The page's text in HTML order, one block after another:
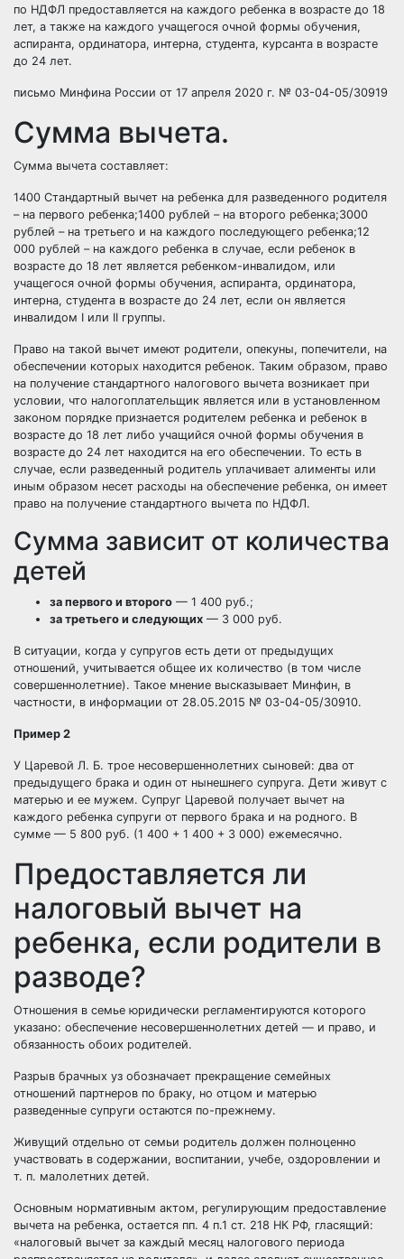
по НДФЛ предоставляется на каждого ребенка в возрасте до 18
лет, а также на каждого учащегося очной формы обучения,
аспиранта, ординатора, интерна, студента, курсанта в возрасте
до 24 лет.
письмо Минфина России от 17 апреля 2020 г. № 03-04-05/30919
Сумма вычета.
Сумма вычета составляет:
1400 Стандартный вычет на ребенка для разведенного родителя
– на первого ребенка;1400 рублей – на второго ребенка;3000
рублей – на третьего и на каждого последующего ребенка;12
000 рублей – на каждого ребенка в случае, если ребенок в
возрасте до 18 лет является ребенком-инвалидом, или
учащегося очной формы обучения, аспиранта, ординатора,
интерна, студента в возрасте до 24 лет, если он является
инвалидом I или II группы.
Право на такой вычет имеют родители, опекуны, попечители, на
обеспечении которых находится ребенок. Таким образом, право
на получение стандартного налогового вычета возникает при
условии, что налогоплательщик является или в установленном
законом порядке признается родителем ребенка и ребенок в
возрасте до 18 лет либо учащийся очной формы обучения в
возрасте до 24 лет находится на его обеспечении. То есть в
случае, если разведенный родитель уплачивает алименты или
иным образом несет расходы на обеспечение ребенка, он имеет
право на получение стандартного вычета по НДФЛ.
Сумма зависит от количества
детей
за первого и второго — 1 400 руб.;
за третьего и следующих — 3 000 руб.
В ситуации, когда у супругов есть дети от предыдущих
отношений, учитывается общее их количество (в том числе
совершеннолетние). Такое мнение высказывает Минфин, в
частности, в информации от 28.05.2015 № 03-04-05/30910.
Пример 2
У Царевой Л. Б. трое несовершеннолетних сыновей: два от
предыдущего брака и один от нынешнего супруга. Дети живут с
матерью и ее мужем. Супруг Царевой получает вычет на
каждого ребенка супруги от первого брака и на родного. В
сумме — 5 800 руб. (1 400 + 1 400 + 3 000) ежемесячно.
Предоставляется ли
налоговый вычет на
ребенка, если родители в
разводе?
Отношения в семье юридически регламентируются которого
указано: обеспечение несовершеннолетних детей — и право, и
обязанность обоих родителей.
Разрыв брачных уз обозначает прекращение семейных
отношений партнеров по браку, но отцом и матерью
разведенные супруги остаются по-прежнему.
Живущий отдельно от семьи родитель должен полноценно
участвовать в содержании, воспитании, учебе, оздоровлении и
т. п. малолетних детей.
Основным нормативным актом, регулирующим предоставление
вычета на ребенка, остается пп. 4 п.1 ст. 218 НК РФ, гласящий:
«налоговый вычет за каждый месяц налогового периода